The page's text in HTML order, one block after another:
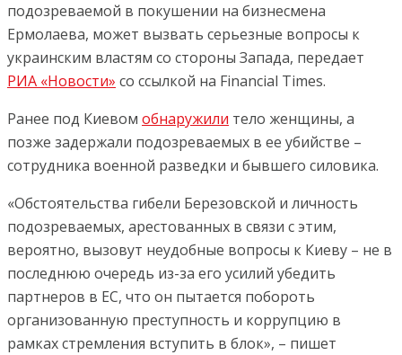
подозреваемой в покушении на бизнесмена
Ермолаева, может вызвать серьезные вопросы к
украинским властям со стороны Запада, передает
РИА «Новости» со ссылкой на Financial Times.
Ранее под Киевом обнаружили тело женщины, а
позже задержали подозреваемых в ее убийстве –
сотрудника военной разведки и бывшего силовика.
«Обстоятельства гибели Березовской и личность
подозреваемых, арестованных в связи с этим,
вероятно, вызовут неудобные вопросы к Киеву – не в
последнюю очередь из-за его усилий убедить
партнеров в ЕС, что он пытается побороть
организованную преступность и коррупцию в
рамках стремления вступить в блок», – пишет